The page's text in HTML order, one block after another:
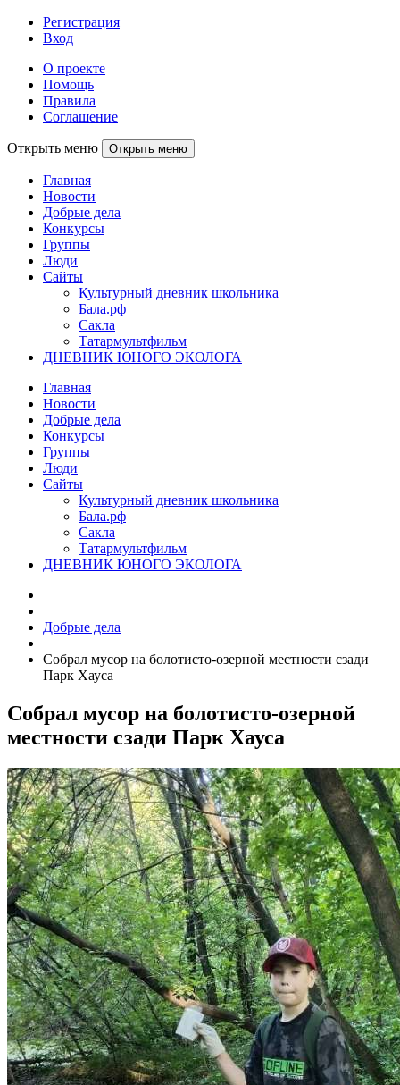
Регистрация
Вход
О проекте
Помощь
Правила
Соглашение
Открыть меню Открыть меню
Главная
Новости
Добрые дела
Конкурсы
Группы
Люди
Сайты
Культурный дневник школьника
Бала.рф
Сакла
Татармультфильм
ДНЕВНИК ЮНОГО ЭКОЛОГА
Главная
Новости
Добрые дела
Конкурсы
Группы
Люди
Сайты
Культурный дневник школьника
Бала.рф
Сакла
Татармультфильм
ДНЕВНИК ЮНОГО ЭКОЛОГА
Добрые дела
Собрал мусор на болотисто-озерной местности сзади
Парк Хауса
Собрал мусор на болотисто-озерной
местности сзади Парк Хауса